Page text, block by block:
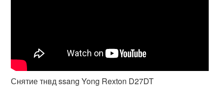
Снятие тнвд ssang Yong Rexton D27DT